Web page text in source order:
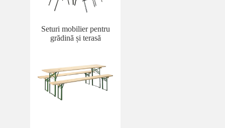
Seturi mobilier pentru
grădină și terasă